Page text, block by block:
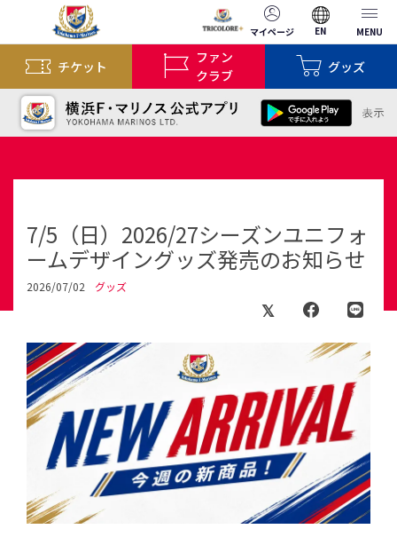
マイページ EN MENU
チケット
ファン
クラブ
グッズ
7/5（日）2026/27シーズンユニフォ
ームデザイングッズ発売のお知らせ
2026/07/02 グッズ